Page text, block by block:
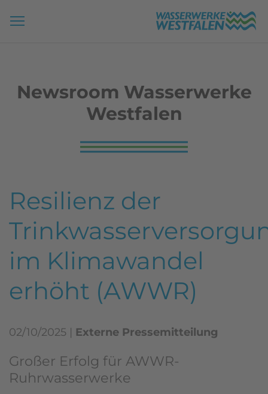
Newsroom Wasserwerke
Westfalen
Resilienz der
im Klimawandel
erhöht (AWWR)
02/10/2025 | Externe Pressemitteilung
Großer Erfolg für AWWR-
Ruhrwasserwerke